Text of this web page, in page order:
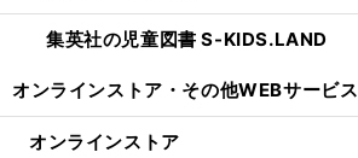
集英社の児童図書 S-KIDS.LAND
オンラインストア・ その他WEBサービス
オンラインストア